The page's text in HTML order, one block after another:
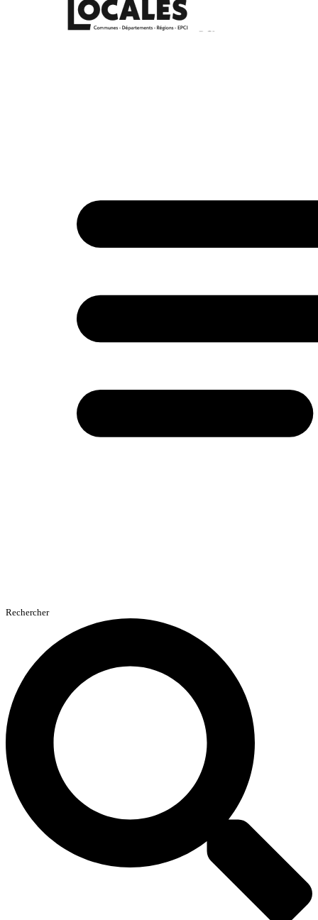
Rechercher